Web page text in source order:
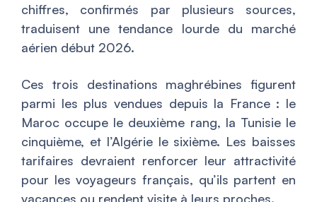
chiffres, confirmés par plusieurs sources,
traduisent une tendance lourde du marché
aérien début 2026.
Ces trois destinations maghrébines figurent
parmi les plus vendues depuis la France : le
Maroc occupe le deuxième rang, la Tunisie le
cinquième, et l’Algérie le sixième. Les baisses
tarifaires devraient renforcer leur attractivité
pour les voyageurs français, qu’ils partent en
vacances ou rendent visite à leurs proches.